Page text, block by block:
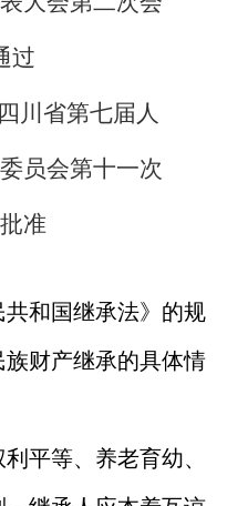
过
川省第七届人
员会第十一次
准
和国继承法》的规
财产继承的具体情
平等、养老育幼、